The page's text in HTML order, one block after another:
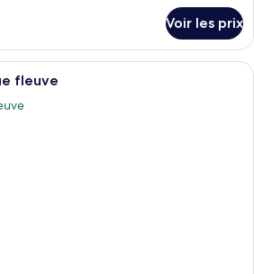
Voir les prix
Une chambre d’hôtel avec un lit, un
fleuve